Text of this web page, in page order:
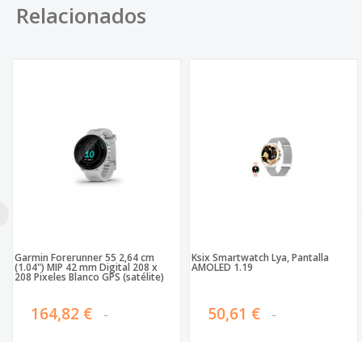
Relacionados
Garmin Forerunner 55 2,64 cm
(1.04") MIP 42 mm Digital 208 x
208 Pixeles Blanco GPS (satélite)
164,82 €
Ksix Smartwatch Lya, Pantalla
AMOLED 1.19
50,61 €